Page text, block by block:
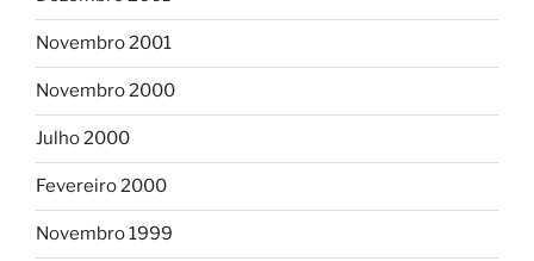
Novembro 2001
Novembro 2000
Julho 2000
Fevereiro 2000
Novembro 1999